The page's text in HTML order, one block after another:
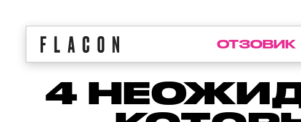
ОТЗОВИК
4